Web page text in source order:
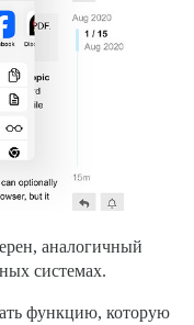
аналогичный
системах.
функцию, которую